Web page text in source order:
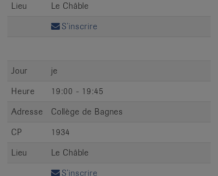
Lieu
Le Châble
S’inscrire
Jour
je
Heure
19:00 - 19:45
Adresse
Collège de Bagnes
CP
1934
Lieu
Le Châble
S’inscrire